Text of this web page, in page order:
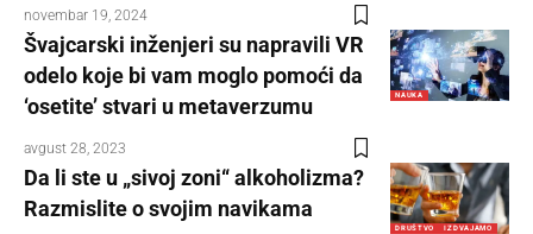
novembar 19, 2024
NAUKA
Švajcarski inženjeri su napravili VR
odelo koje bi vam moglo pomoći da
‘osetite’ stvari u metaverzumu
avgust 28, 2023
DRUŠTVO IZDVAJAMO
Da li ste u „sivoj zoni“ alkoholizma?
Razmislite o svojim navikama